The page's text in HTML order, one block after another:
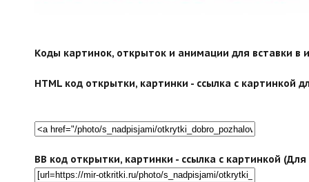
Коды картинок, открыток и анимации для вставки в
HTML код открытки, картинки - ссылка с картинкой
BB код открытки, картинки - ссылка с картинкой